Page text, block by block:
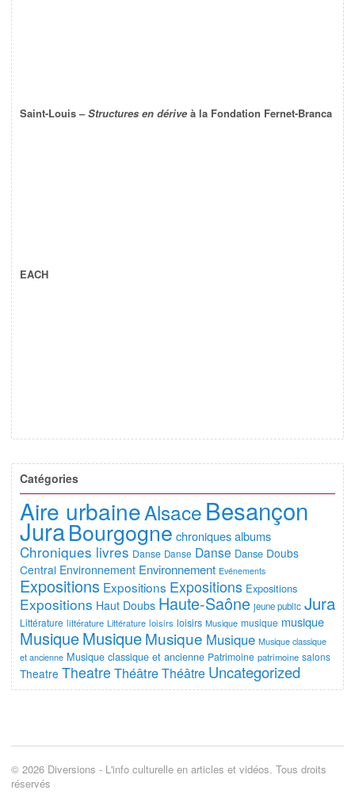
Saint-Louis –Structures en dérive à la Fondation Fernet-Branca
EACH
Catégories
Aire urbaineAlsace Besançon
JuraBourgogne chroniques albums
Chroniques livres Danse Danse Danse Danse Doubs
Central Environnement Environnement Evénements
Expositions Expositions Expositions Expositions
Expositions Haut Doubs Haute-Saône jeune public Jura
Littérature littérature Littérature loisirs loisirs Musique musique musique
MusiqueMusiqueMusique Musique Musique classique
et ancienne Musique classique et ancienne Patrimoine patrimoine salons
Theatre Theatre ThéâtreThéâtre Uncategorized
© 2026 Diversions - L'info culturelle en articles et vidéos. Tous droits
réservés